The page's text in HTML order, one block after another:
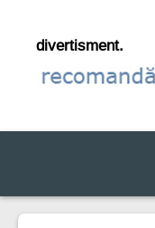
divertisment.